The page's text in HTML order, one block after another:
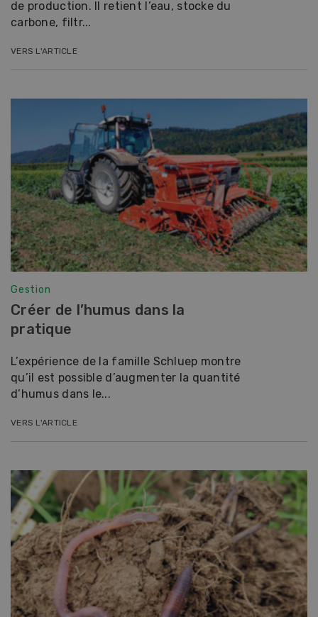
de production. Il retient l’eau, stocke du
carbone, filtr...
VERS L'ARTICLE
Gestion
Créer de l’humus dans la
pratique
L’expérience de la famille Schluep montre
qu’il est possible d’augmenter la quantité
d’humus dans le...
VERS L'ARTICLE